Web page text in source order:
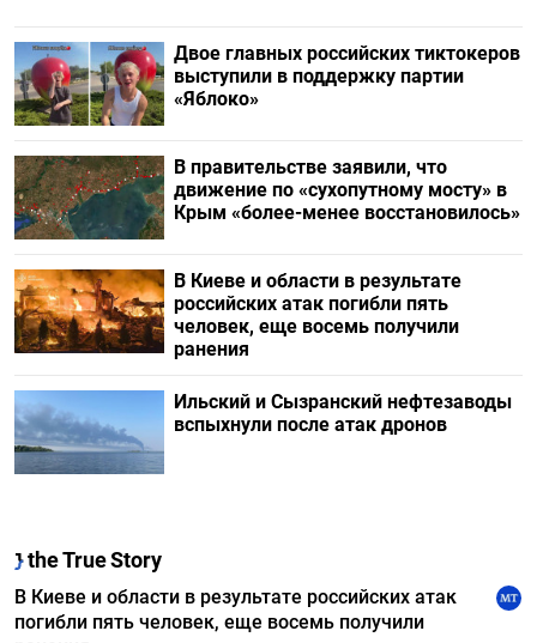
Двое главных российских тиктокеров
выступили в поддержку партии
«Яблоко»
В правительстве заявили, что
движение по «сухопутному мосту» в
Крым «более-менее восстановилось»
В Киеве и области в результате
российских атак погибли пять
человек, еще восемь получили
ранения
Ильский и Сызранский нефтезаводы
вспыхнули после атак дронов